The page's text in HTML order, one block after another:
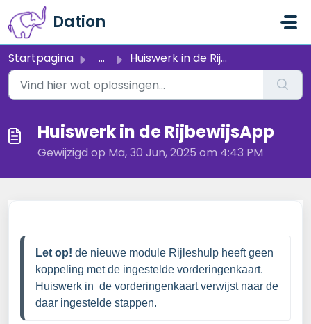
Doorgaan naar hoofdinhoud
Dation
Startpagina ... Huiswerk in de RijbewijsApp
Huiswerk in de RijbewijsApp
Gewijzigd op Ma, 30 Jun, 2025 om 4:43 PM
Let op! de nieuwe module Rijleshulp heeft geen
koppeling met de ingestelde vorderingenkaart.
Huiswerk in  de vorderingenkaart verwijst naar de
daar ingestelde stappen.